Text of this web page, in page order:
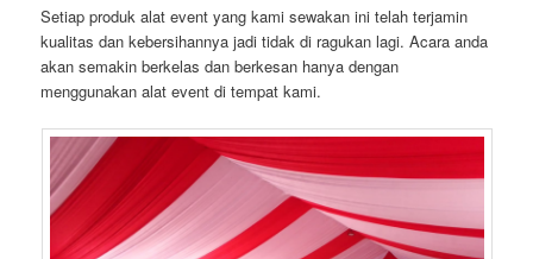
Setiap produk alat event yang kami sewakan ini telah terjamin
kualitas dan kebersihannya jadi tidak di ragukan lagi. Acara anda
akan semakin berkelas dan berkesan hanya dengan
menggunakan alat event di tempat kami.